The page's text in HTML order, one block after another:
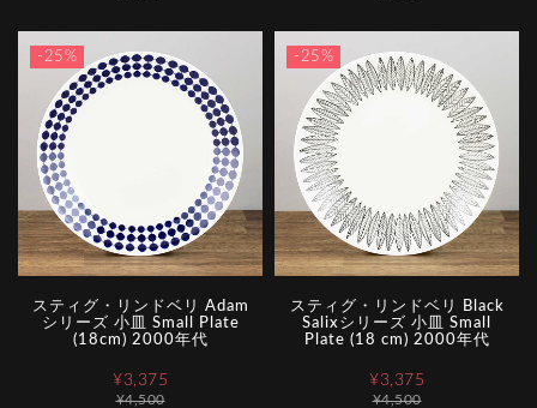
-25%
スティグ・リンドベリ Adam
シリーズ 小皿 Small Plate
(18cm) 2000年代
¥4,500
¥3,375
-25%
スティグ・リンドベリ Black
Salixシリーズ 小皿 Small
Plate (18 cm) 2000年代
¥4,500
¥3,375